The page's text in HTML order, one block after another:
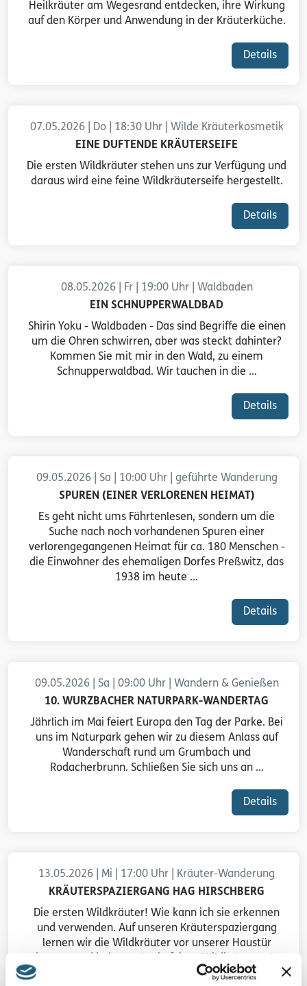
Heilkräuter am Wegesrand entdecken, ihre Wirkung
auf den Körper und Anwendung in der Kräuterküche.
Details
07.05.2026 | Do | 18:30 Uhr | Wilde Kräuterkosmetik
EINE DUFTENDE KRÄUTERSEIFE
Die ersten Wildkräuter stehen uns zur Verfügung und
daraus wird eine feine Wildkräuterseife hergestellt.
Details
08.05.2026 | Fr | 19:00 Uhr | Waldbaden
EIN SCHNUPPERWALDBAD
Shirin Yoku - Waldbaden - Das sind Begriffe die einen
um die Ohren schwirren, aber was steckt dahinter?
Kommen Sie mit mir in den Wald, zu einem
Schnupperwaldbad. Wir tauchen in die ...
Details
09.05.2026 | Sa | 10:00 Uhr | geführte Wanderung
SPUREN (EINER VERLORENEN HEIMAT)
Es geht nicht ums Fährtenlesen, sondern um die
Suche nach noch vorhandenen Spuren einer
verlorengegangenen Heimat für ca. 180 Menschen -
die Einwohner des ehemaligen Dorfes Preßwitz, das
1938 im heute ...
Details
09.05.2026 | Sa | 09:00 Uhr | Wandern & Genießen
10. WURZBACHER NATURPARK-WANDERTAG
Jährlich im Mai feiert Europa den Tag der Parke. Bei
uns im Naturpark gehen wir zu diesem Anlass auf
Wanderschaft rund um Grumbach und
Rodacherbrunn. Schließen Sie sich uns an ...
Details
13.05.2026 | Mi | 17:00 Uhr | Kräuter-Wanderung
KRÄUTERSPAZIERGANG HAG HIRSCHBERG
Die ersten Wildkräuter! Wie kann ich sie erkennen
und verwenden. Auf unseren Kräuterspaziergang
lernen wir die Wildkräuter vor unserer Haustür